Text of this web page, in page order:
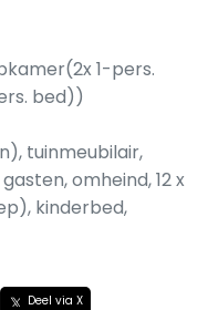
1-pers.
bed))
tuinmeubilair,
omheind, 12 x
kinderbed,
Deel via X